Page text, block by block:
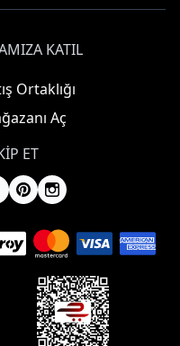
KATIL
Ortaklığı
Aç
ET